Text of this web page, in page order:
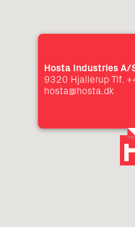
Hosta Industries A/
9320 Hjallerup Tlf.
hosta@hosta.dk